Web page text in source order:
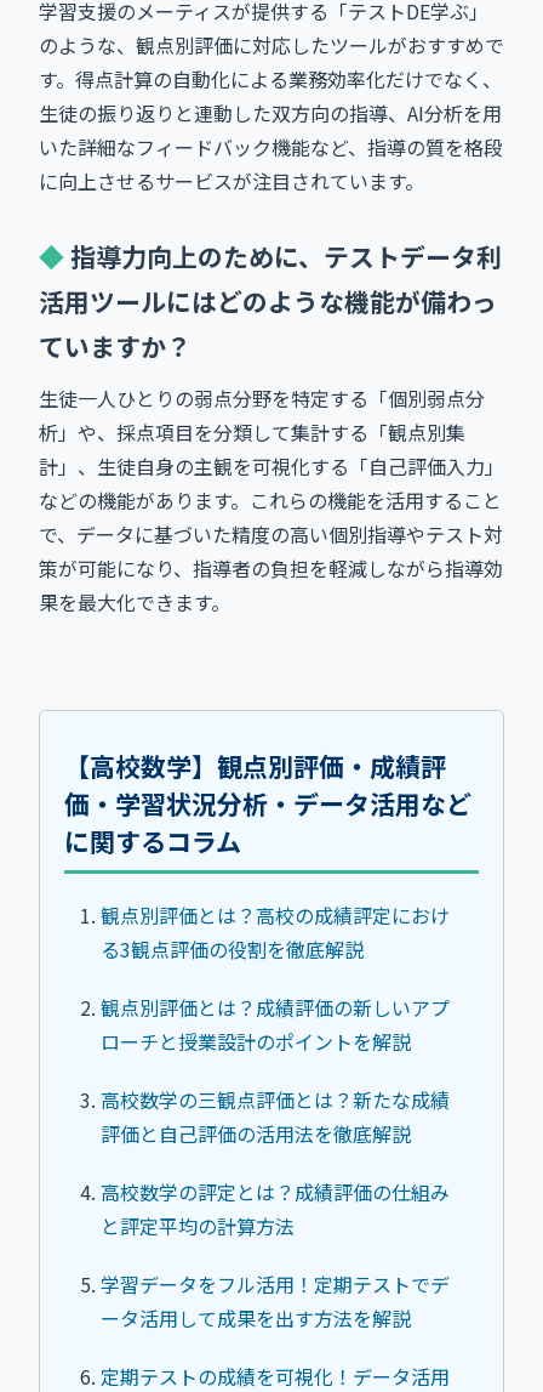
学習支援のメーティスが提供する「テストDE学ぶ」
のような、観点別評価に対応したツールがおすすめで
す。得点計算の自動化による業務効率化だけでなく、
生徒の振り返りと連動した双方向の指導、AI分析を用
いた詳細なフィードバック機能など、指導の質を格段
に向上させるサービスが注目されています。
指導力向上のために、テストデータ利
活用ツールにはどのような機能が備わっ
ていますか？
生徒一人ひとりの弱点分野を特定する「個別弱点分
析」や、採点項目を分類して集計する「観点別集
計」、生徒自身の主観を可視化する「自己評価入力」
などの機能があります。これらの機能を活用すること
で、データに基づいた精度の高い個別指導やテスト対
策が可能になり、指導者の負担を軽減しながら指導効
果を最大化できます。
【高校数学】観点別評価・成績評
価・学習状況分析・データ活用など
に関するコラム
観点別評価とは？高校の成績評定におけ
る3観点評価の役割を徹底解説
観点別評価とは？成績評価の新しいアプ
ローチと授業設計のポイントを解説
高校数学の三観点評価とは？新たな成績
評価と自己評価の活用法を徹底解説
高校数学の評定とは？成績評価の仕組み
と評定平均の計算方法
学習データをフル活用！定期テストでデ
ータ活用して成果を出す方法を解説
定期テストの成績を可視化！データ活用